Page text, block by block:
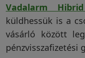
Vadalarm
küldhessük is a
vásárló között
pénzvisszafizetési